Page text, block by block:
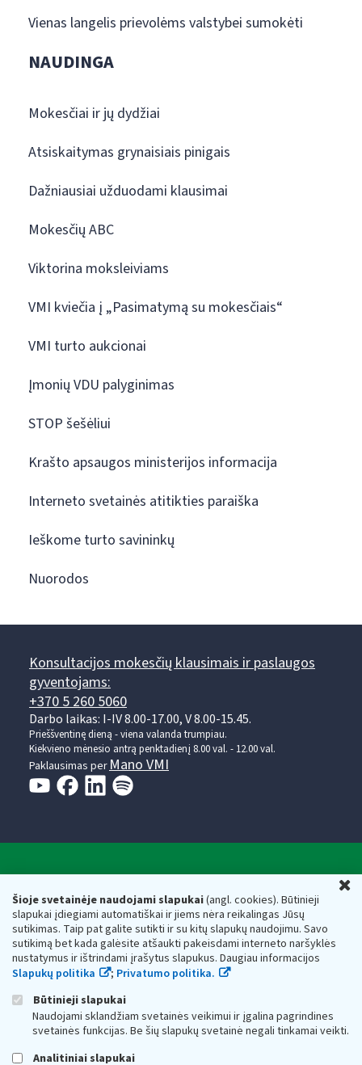
Šioje svetainėje naudojami slapukai(angl. cookies). Būtinieji
slapukai įdiegiami automatiškai ir jiems nėra reikalingas Jūsų
sutikimas. Taip pat galite sutikti ir su kitų slapukų naudojimu. Savo
sutikimą bet kada galėsite atšaukti pakeisdami interneto naršyklės
nustatymus ir ištrindami įrašytus slapukus. Daugiau informacijos
Slapukų politika
; Privatumo politika.
Būtinieji slapukai
Naudojami sklandžiam svetainės veikimui ir įgalina pagrindines
svetainės funkcijas. Be šių slapukų svetainė negali tinkamai veikti.
Analitiniai slapukai
Vienas langelis prievolėms valstybei sumokėti
NAUDINGA
Mokesčiai ir jų dydžiai
Atsiskaitymas grynaisiais pinigais
Dažniausiai užduodami klausimai
Mokesčių ABC
Viktorina moksleiviams
VMI kviečia į „Pasimatymą su mokesčiais“
VMI turto aukcionai
Įmonių VDU palyginimas
STOP šešėliui
Krašto apsaugos ministerijos informacija
Interneto svetainės atitikties paraiška
Ieškome turto savininkų
Nuorodos
Konsultacijos mokesčių klausimais ir paslaugos
gyventojams:
+370 5 260 5060
Darbo laikas: I-IV 8.00-17.00, V 8.00-15.45.
Prieššventinę dieną - viena valanda trumpiau.
Kiekvieno mėnesio antrą penktadienį 8.00 val. - 12.00 val.
Paklausimas perMano VMI
Valstybinė mokesčių inspekcija prie Lietuvos
Respublikos finansų ministerijos
Biudžetinė įstaiga. Juridinio asmens kodas — 188659752,
adresas: Vasario 16-osios g. 14, 01107 Vilnius, Lietuva, el.paštas:
vmi@vmi.lt , E. pristatymo dėžutės adresas 188659752
Duomenys apie Valstybinę mokesčių inspekciją prie Lietuvos
Respublikos finansų ministerijos kaupiami ir saugomi Juridinių